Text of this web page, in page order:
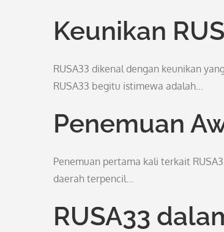
Keunikan
RUSA33 dikenal dengan keunikan
RUSA33 begitu istimewa adalah…
Penemuan
Penemuan pertama kali terkait
daerah terpencil…
RUSA33